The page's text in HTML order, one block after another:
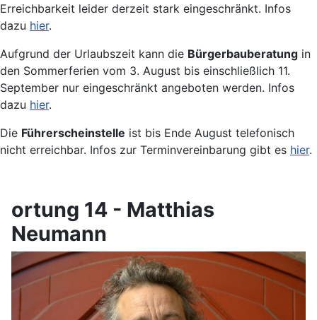
Erreichbarkeit leider derzeit stark eingeschränkt. Infos
dazu hier.
Aufgrund der Urlaubszeit kann die Bürgerbauberatung in
den Sommerferien vom 3. August bis einschließlich 11.
September nur eingeschränkt angeboten werden. Infos
dazu hier.
Die Führerscheinstelle ist bis Ende August telefonisch
nicht erreichbar. Infos zur Terminvereinbarung gibt es hier.
ortung 14 - Matthias
Neumann